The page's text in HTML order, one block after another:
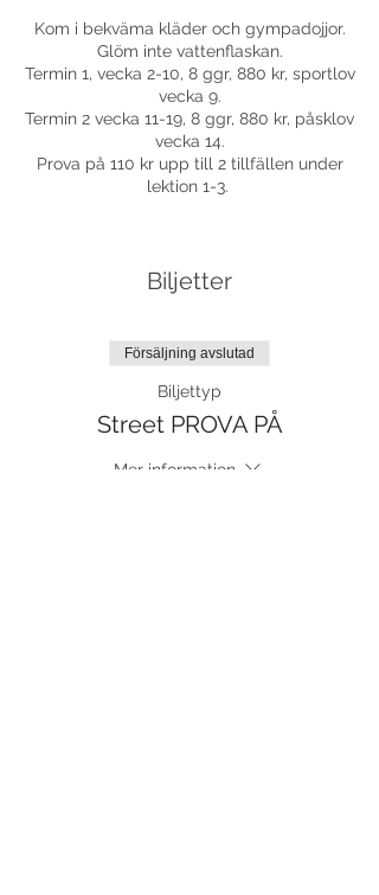
Kom i bekväma kläder och gympadojjor.
Glöm inte vattenflaskan.
Termin 1, vecka 2-10, 8 ggr, 880 kr, sportlov
vecka 9.
Termin 2 vecka 11-19, 8 ggr, 880 kr, påsklov
vecka 14.
Prova på 110 kr upp till 2 tillfällen under
lektion 1-3.
Biljetter
Försäljning avslutad
Biljettyp
Street PROVA PÅ
Mer information